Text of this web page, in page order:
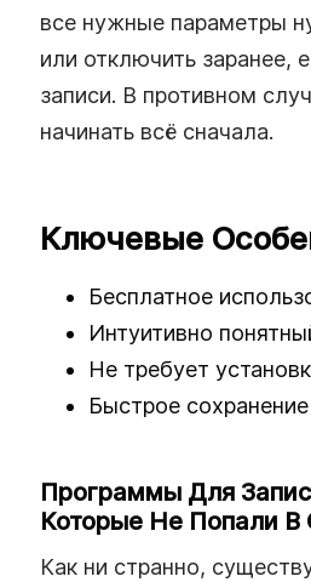
все нужные параметры
или отключить заранее,
записи. В противном
начинать всё сначала.
Ключевые
Бесплатное
Интуитивно
Не требует
Быстрое
Программы Для
Которые Не Попали В
Как ни странно,